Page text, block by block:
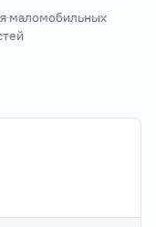
маломобильных